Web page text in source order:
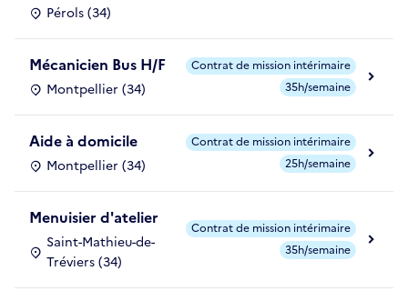
Pérols (34)
Mécanicien Bus H/F
Montpellier (34)
Contrat de mission intérimaire
35h/semaine
Aide à domicile
Montpellier (34)
Contrat de mission intérimaire
25h/semaine
Menuisier d'atelier
Saint-Mathieu-de-
Tréviers (34)
Contrat de mission intérimaire
35h/semaine